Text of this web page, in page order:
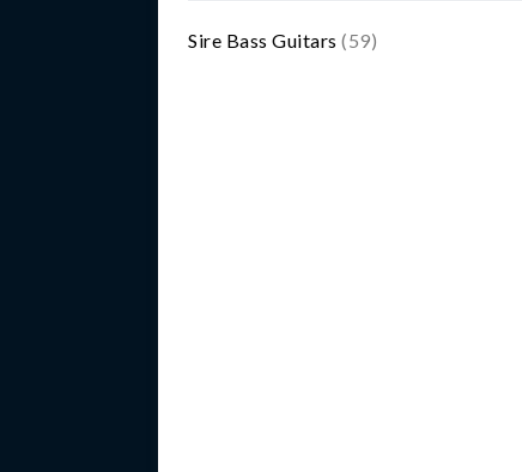
Sire Bass Guitars (59)